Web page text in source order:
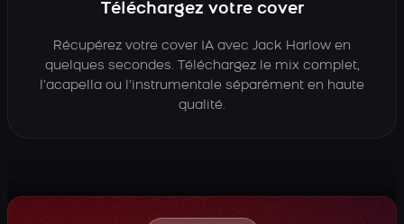
Téléchargez votre cover
Récupérez votre cover IA avec Jack Harlow en
quelques secondes. Téléchargez le mix complet,
l’acapella ou l’instrumentale séparément en haute
qualité.